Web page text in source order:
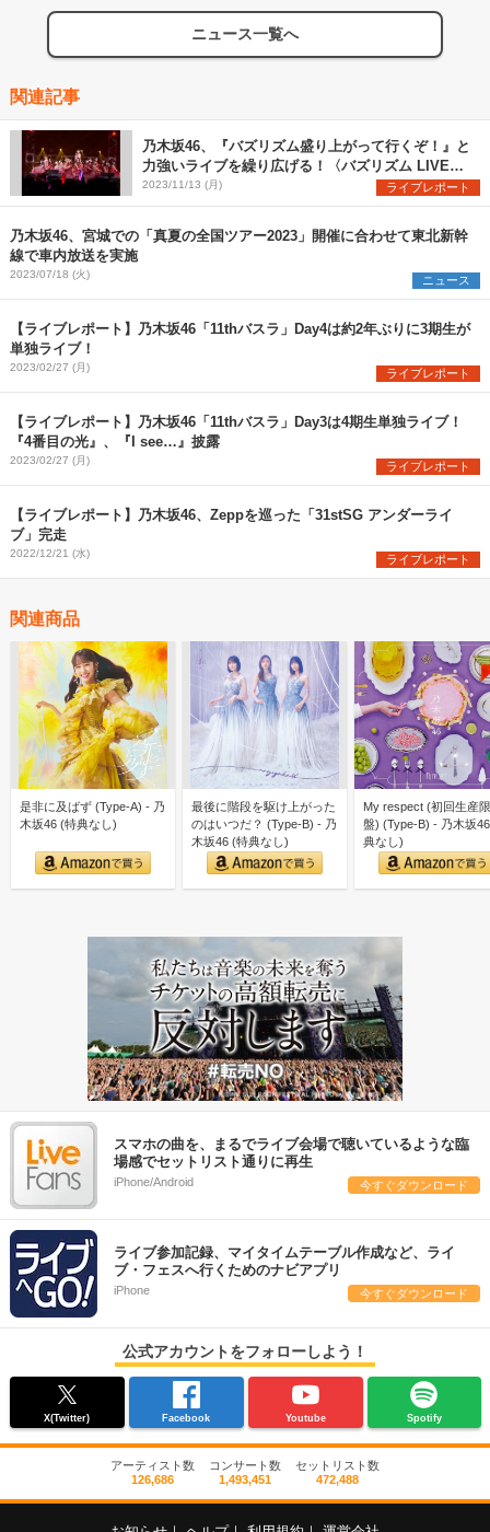
ニュース一覧へ
関連記事
乃木坂46、『バズリズム盛り上がって行くぞ！』と
力強いライブを繰り広げる！〈バズリズム LIVE
2023〉
2023/11/13 (月) ライブレポート
乃木坂46、宮城での「真夏の全国ツアー2023」開催に合わせて東北新幹
線で車内放送を実施
2023/07/18 (火) ニュース
【ライブレポート】乃木坂46「11thバスラ」Day4は約2年ぶりに3期生が
単独ライブ！
2023/02/27 (月) ライブレポート
【ライブレポート】乃木坂46「11thバスラ」Day3は4期生単独ライブ！
『4番目の光』、『I see…』披露
2023/02/27 (月) ライブレポート
【ライブレポート】乃木坂46、Zeppを巡った「31stSG アンダーライ
ブ」完走
2022/12/21 (水) ライブレポート
関連商品
是非に及ばず (Type-A) - 乃
木坂46 (特典なし)
最後に階段を駆け上がった
のはいつだ？ (Type-B) - 乃
木坂46 (特典なし)
My respect (初回生産
盤) (Type-B) - 乃木坂
典なし)
スマホの曲を、まるでライブ会場で聴いているような臨
場感でセットリスト通りに再生
iPhone/Android 今すぐダウンロード
ライブ参加記録、マイタイムテーブル作成など、ライ
ブ・フェスへ行くためのナビアプリ
iPhone 今すぐダウンロード
公式アカウントをフォローしよう！
X(Twitter) Facebook Youtube Spotify
アーティスト数
126,686
コンサート数
1,493,451
セットリスト数
472,488